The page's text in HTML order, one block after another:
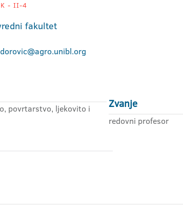
- II-4
fakultet
povrtarstvo, ljekovito i
Zvanje
redovni profesor